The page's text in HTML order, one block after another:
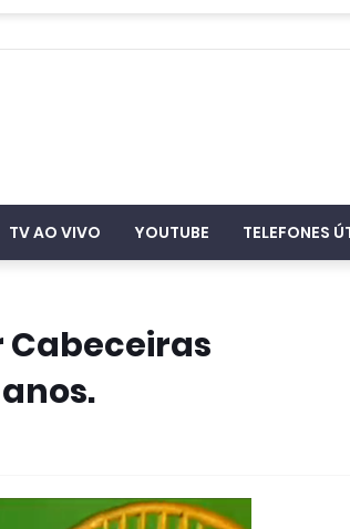
TV AO VIVO YOUTUBE TELEFONES
Cabeceiras